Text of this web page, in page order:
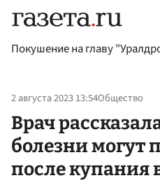
Покушение на главу
2 августа 2023 13:54Общество
Врач
болезни могут
после купания